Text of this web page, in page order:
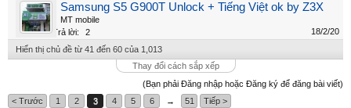
Samsung S5 G900T Unlock + Tiếng Việt ok by Z3X
MT mobile
Trả lời:
2
18/2/20
Hiển thị chủ đề từ 41 đến 60 của 1,013
Thay đổi cách sắp xếp
(Bạn phải Đăng nhập hoặc Đăng ký để đăng bài viết)
< Trước
1 2 3 4 5 6 → 51 Tiếp >